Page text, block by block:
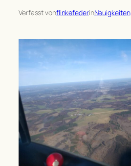
Verfasst vonflinkefederinNeuigkeiten